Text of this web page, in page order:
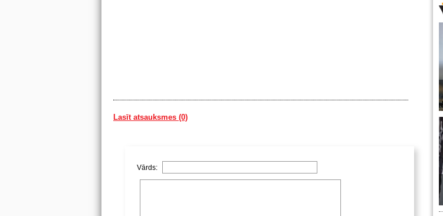
Lasīt atsauksmes (0)
Vārds: